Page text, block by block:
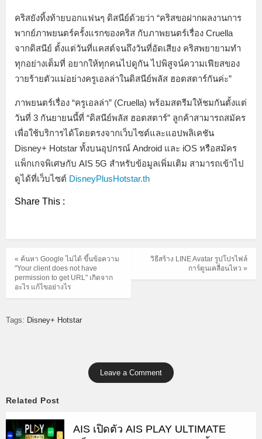
คริสยังทิ้งท้ายบอกแฟนๆ ดิสนีย์ด้วยว่า “คริสขอฝากผลงานการ
พากย์ภาพยนตร์ครั้งแรกของคริส กับภาพยนตร์เรื่อง Cruella
จากดิสนีย์ ตั้งแต่วันที่แคสต์จนถึงวันที่อัดเสียง คริสพยายามทำ
ทุกอย่างเต็มที่ อยากให้ทุกคนไปดูกัน ไปพิสูจน์ความเฟียสของ
วายร้ายตัวแม่อย่างครูเอลล่าในดิสนีย์พลัส ฮอตสตาร์กันค่ะ”
ภาพยนตร์เรื่อง “ครูเอลล่า” (Cruella) พร้อมสตรีมให้ชมกันตั้งแต่
วันที่ 3 กันยายนนี้ที่ “ดิสนีย์พลัส ฮอตสตาร์” ลูกค้าสามารถสมัคร
เพื่อใช้บริการได้โดยตรงจากเว็บไซต์และแอปพลิเคชัน
Disney+ Hotstar ทั้งบนอุปกรณ์ Android และ iOS หรือสมัคร
แพ็กเกจพิเศษกับ AIS 5G สำหรับข้อมูลเพิ่มเติม สามารถเข้าไป
ดูได้ที่เว็บไซต์ DisneyPlusHotstar.th
Share This :
วิธีสร้าง LINE Avatar รูปโปรไฟล์
การ์ตูนเคลื่อนไหว »
« ค้นหา Google ไม่ได้ ขึ้นข้อความ
"Your client does not have
permission to get URL" เกิดจาก
อะไร แก้ไขอย่างไร
Tags: Disney+ Hotstar
Leave a Comment
Related Post
AIS เปิดตัว AIS PLAY ULTIMATE